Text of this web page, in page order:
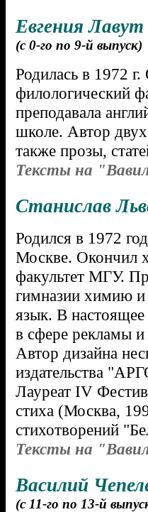
Евгения Лавут
(с 0-го по 9-й выпуск)
Родилась в 1972
филологический
преподавала
школе. Автор двух
также прозы,
Тексты на
Станислав
Родился в 1972
Москве. Окончил
факультет МГУ.
гимназии химию и
язык. В настоящее
в сфере рекламы
Автор дизайна
издательства
Лауреат IV
стиха (Москва,
стихотворений
Тексты на
Василий
(с 11-го по 13-й